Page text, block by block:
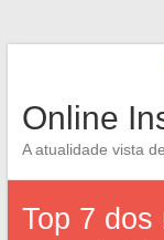
Online
A atualidade vista
Top 7 dos